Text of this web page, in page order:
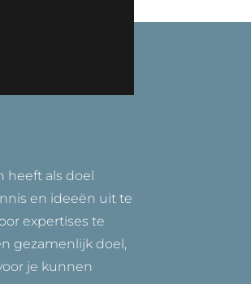
heeft als doel
en ideeën uit te
expertises te
gezamenlijk doel,
je kunnen